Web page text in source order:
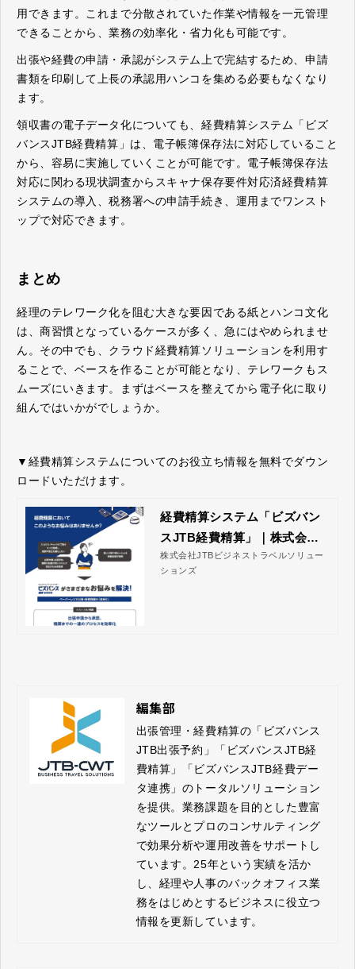
用できます。これまで分散されていた作業や情報を一元管理
できることから、業務の効率化・省力化も可能です。
出張や経費の申請・承認がシステム上で完結するため、申請
書類を印刷して上長の承認用ハンコを集める必要もなくなり
ます。
領収書の電子データ化についても、経費精算システム「ビズ
バンスJTB経費精算」は、電子帳簿保存法に対応していること
から、容易に実施していくことが可能です。電子帳簿保存法
対応に関わる現状調査からスキャナ保存要件対応済経費精算
システムの導入、税務署への申請手続き、運用までワンスト
ップで対応できます。
まとめ
経理のテレワーク化を阻む大きな要因である紙とハンコ文化
は、商習慣となっているケースが多く、急にはやめられませ
ん。その中でも、クラウド経費精算ソリューションを利用す
ることで、ベースを作ることが可能となり、テレワークもス
ムーズにいきます。まずはベースを整えてから電子化に取り
組んではいかがでしょうか。
▼経費精算システムについてのお役立ち情報を無料でダウン
ロードいただけます。
経費精算システム「ビズバン
スJTB経費精算」｜株式会社J
TBビジネストラベルソリュー
ションズ
株式会社JTBビジネストラベルソリュー
ションズ
編集部
出張管理・経費精算の「ビズバンス
JTB出張予約」「ビズバンスJTB経
費精算」「ビズバンスJTB経費デー
タ連携」のトータルソリューション
を提供。業務課題を目的とした豊富
なツールとプロのコンサルティング
で効果分析や運用改善をサポートし
ています。25年という実績を活か
し、経理や人事のバックオフィス業
務をはじめとするビジネスに役立つ
情報を更新しています。